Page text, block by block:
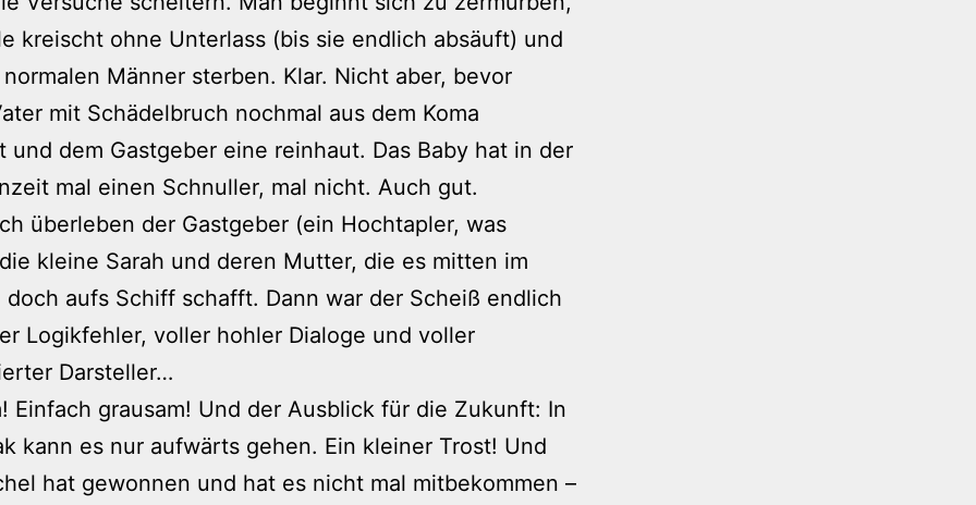
kreischt ohne Unterlass (bis sie endlich absäuft) und
Männer sterben. Klar. Nicht aber, bevor
mit Schädelbruch nochmal aus dem Koma
und dem Gastgeber eine reinhaut. Das Baby hat in der
mal einen Schnuller, mal nicht. Auch gut.
überleben der Gastgeber (ein Hochtapler, was
kleine Sarah und deren Mutter, die es mitten im
doch aufs Schiff schafft. Dann war der Scheiß endlich
Logikfehler, voller hohler Dialoge und voller
Darsteller…
Einfach grausam! Und der Ausblick für die Zukunft: In
kann es nur aufwärts gehen. Ein kleiner Trost! Und
hat gewonnen und hat es nicht mal mitbekommen –